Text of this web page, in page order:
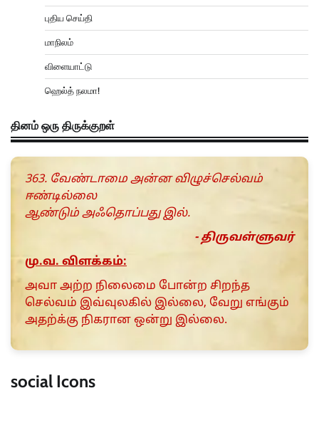
புதிய செய்தி
மாநிலம்
விளையாட்டு
ஹெல்த் நலமா!
தினம் ஒரு திருக்குறள்
363. வேண்டாமை அன்ன விழுச்செல்வம்
ஈண்டில்லை
ஆண்டும் அஃதொப்பது இல்.
- திருவள்ளுவர்
மு.வ. விளக்கம்:
அவா அற்ற நிலைமை போன்ற சிறந்த
செல்வம் இவ்வுலகில் இல்லை, வேறு எங்கும்
அதற்க்கு நிகரான ஒன்று இல்லை.
social Icons